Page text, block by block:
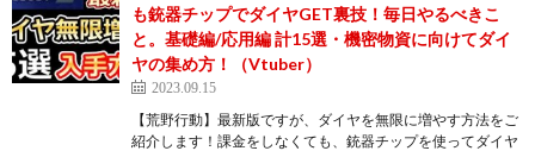
も銃器チップでダイヤGET裏技！毎日やるべきこ
と。基礎編/応用編 計15選・機密物資に向けてダイ
ヤの集め方！（Vtuber）
2023.09.15
【荒野行動】最新版ですが、ダイヤを無限に増やす方法をご
紹介します！課金をしなくても、銃器チップを使ってダイヤ